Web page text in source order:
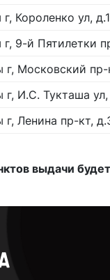
Короленко ул,
9-й Пятилетки
Московский пр-
И.С. Тукташа
Ленина пр-кт,
выдачи